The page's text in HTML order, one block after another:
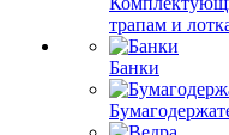
трапам и
Банки